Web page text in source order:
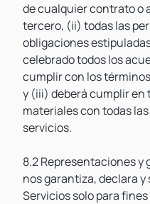
de cualquier contrato o
tercero, (ii) todas las
obligaciones
celebrado todos los
cumplir con los
y (iii) deberá cumplir en
materiales con todas
servicios.
8.2 Representaciones
nos garantiza, declara
Servicios solo para